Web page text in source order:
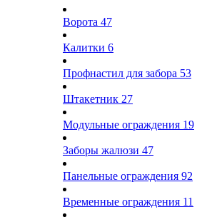
Ворота 47
Калитки 6
Профнастил для забора 53
Штакетник 27
Модульные ограждения 19
Заборы жалюзи 47
Панельные ограждения 92
Временные ограждения 11